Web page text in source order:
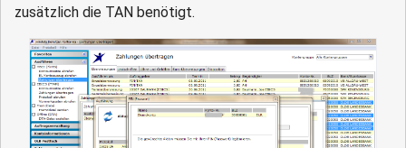
zusätzlich die TAN benötigt.